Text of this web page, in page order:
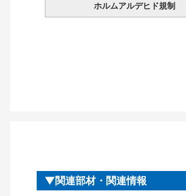
ホルムアルデヒド規制
関連部材・関連情報